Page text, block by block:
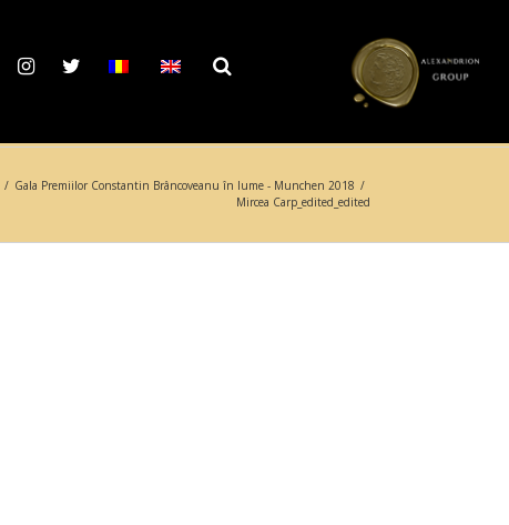
/ Gala Premiilor Constantin Brâncoveanu în lume - Munchen 2018 /
Mircea Carp_edited_edited